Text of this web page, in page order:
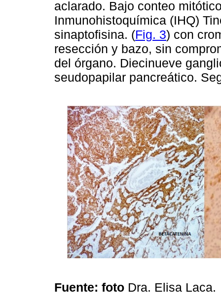
aclarado. Bajo conteo
Inmunohistoquímica (IHQ)
sinaptofisina. (Fig. 3) con
resección y bazo, sin
del órgano. Diecinueve
seudopapilar pancreático.
Fuente: foto Dra. Elisa Laca.